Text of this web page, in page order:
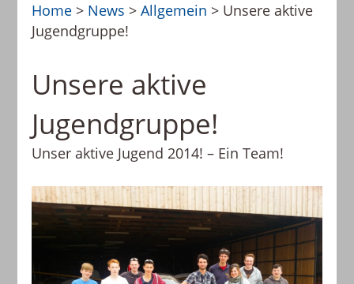
Home > News > Allgemein > Unsere aktive
Jugendgruppe!
Unsere aktive
Jugendgruppe!
Unser aktive Jugend 2014! – Ein Team!